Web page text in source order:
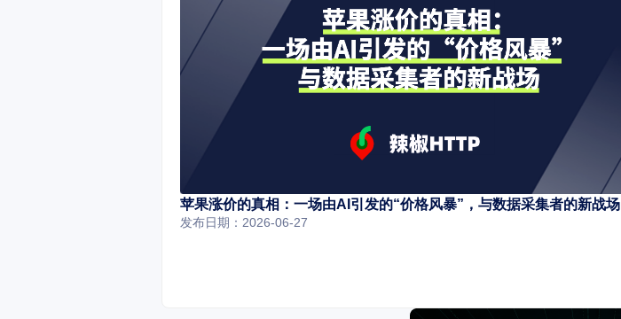
低至
￥293/天
协议
HTTP(s)/SOCKS5
低至
响应
苹果涨价的真相：一场由AI引发的“价格风暴”，与数据采集者的新战场
发布日期：2026-06-27